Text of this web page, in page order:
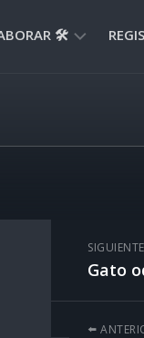
🛠️
Gato
⬅️